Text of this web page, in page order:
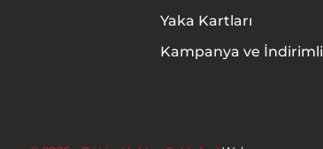
Yaka Kartları
Kampanya ve İndirimli
Ürünler